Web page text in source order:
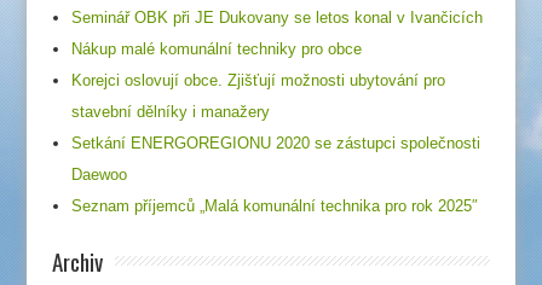
Seminář OBK při JE Dukovany se letos konal v Ivančicích
Nákup malé komunální techniky pro obce
Korejci oslovují obce. Zjišťují možnosti ubytování pro
stavební dělníky i manažery
Setkání ENERGOREGIONU 2020 se zástupci společnosti
Daewoo
Seznam příjemců „Malá komunální technika pro rok 2025″
Archiv